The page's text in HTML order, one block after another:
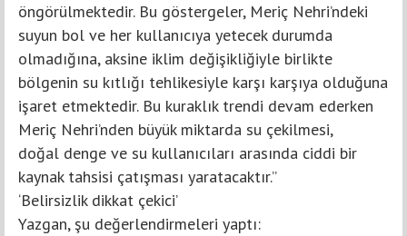
öngörülmektedir. Bu göstergeler, Meriç Nehri’ndeki
suyun bol ve her kullanıcıya yetecek durumda
olmadığına, aksine iklim değişikliğiyle birlikte
bölgenin su kıtlığı tehlikesiyle karşı karşıya olduğuna
işaret etmektedir. Bu kuraklık trendi devam ederken
Meriç Nehri’nden büyük miktarda su çekilmesi,
doğal denge ve su kullanıcıları arasında ciddi bir
kaynak tahsisi çatışması yaratacaktır.”
‘Belirsizlik dikkat çekici’
Yazgan, şu değerlendirmeleri yaptı: